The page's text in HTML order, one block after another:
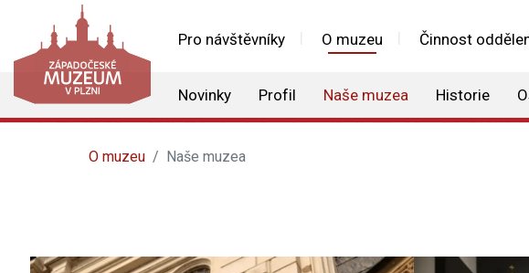
Pro návštěvníky O muzeu Činnost
Novinky Profil Naše muzea Historie
O muzeu Naše muzea